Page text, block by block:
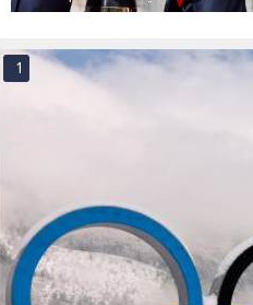
"المشاركة تستحق بالملعب"
1